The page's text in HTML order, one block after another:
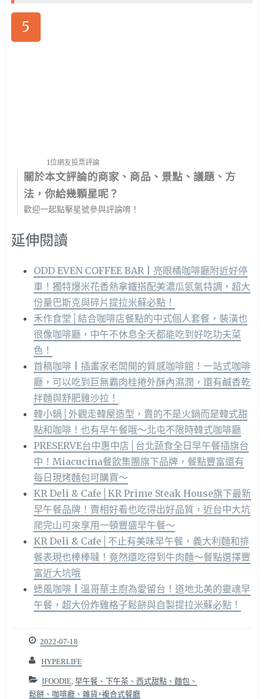
5
1位網友投票評論
關於本文評論的商家、商品、景點、議題、方
法，你給幾顆星呢？
歡迎一起點擊星號參與評論唷！
延伸閱讀
ODD EVEN COFFEE BAR | 亮眼橘咖啡廳附近好停
車！獨特爆米花香熱拿鐵搭配美濃瓜氮氣特調，超大
份量巴斯克與碎片提拉米蘇必點！
禾作食堂│結合咖啡店餐點的中式個人套餐，裝潢也
很像咖啡廳，中午不休息全天都能吃到好吃功夫菜
色！
首稿咖啡 | 插畫家老闆開的質感咖啡館！一站式咖啡
廳，可以吃到巨無霸肉桂捲外酥內濕潤，還有鹹香乾
拌麵與舒肥雞沙拉！
韓小鍋│外觀走韓屋造型，賣的不是火鍋而是韓式甜
點和咖啡！也有早午餐哦～北屯不限時韓式咖啡廳
PRESERVE台中惠中店│台北蔬食全日早午餐插旗台
中！Miacucina餐飲集團旗下品牌，餐點豐富還有
每日現烤麵包可購買～
KR Deli & Cafe│KR Prime Steak House旗下最新
早午餐品牌！賣相好看也吃得出好品質，近台中大坑
爬完山可來享用一頓豐盛早午餐～
KR Deli & Cafe│不止有美味早午餐，義大利麵和排
餐表現也棒棒噠！竟然還吃得到牛肉麵～餐點選擇豐
富近大坑哦
蟋風咖啡 | 溫哥華主廚為愛留台！道地北美的靈魂早
午餐，超大份炸雞格子鬆餅與自製提拉米蘇必點！
2022-07-18
HYPERLIFE
IFOODIE, 早午餐、下午茶、西式甜點、麵包、
鬆餅、咖啡廳、雜貨+複合式餐廳